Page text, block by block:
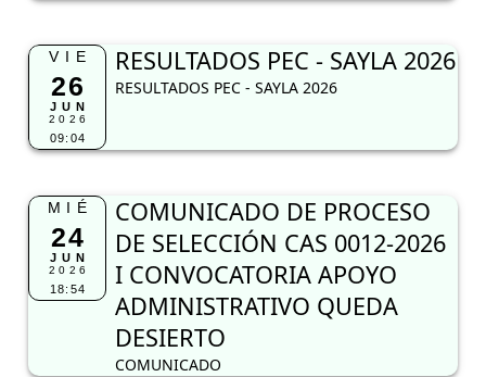
VIE
26
JUN
2026
09:04
RESULTADOS PEC - SAYLA 2026
RESULTADOS PEC - SAYLA 2026
MIÉ
24
JUN
2026
18:54
COMUNICADO DE PROCESO
DE SELECCIÓN CAS 0012-2026
I CONVOCATORIA APOYO
ADMINISTRATIVO QUEDA
DESIERTO
COMUNICADO